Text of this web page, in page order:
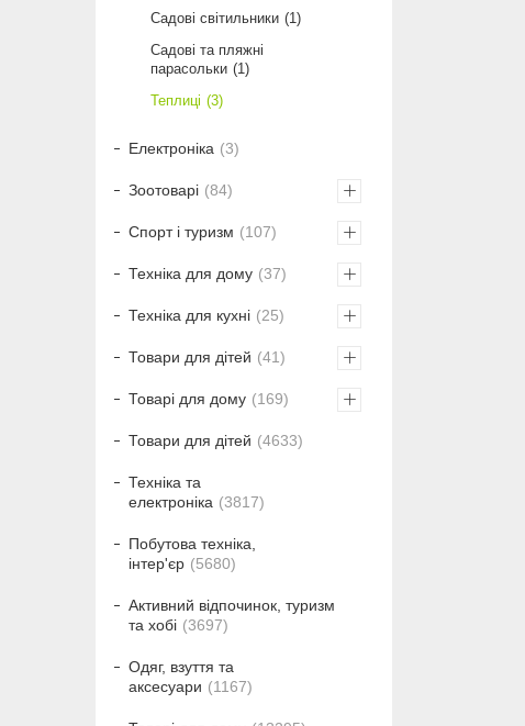
Садові світильники
1
Садові та пляжні
парасольки
1
Теплиці
3
Електроніка 3
Зоотоварі 84
Спорт і туризм 107
Техніка для дому 37
Техніка для кухні 25
Товари для дітей 41
Товарі для дому 169
Товари для дітей 4633
Техніка та
електроніка
3817
Побутова техніка,
інтер'єр
5680
Активний відпочинок, туризм
та хобі
3697
Одяг, взуття та
аксесуари
1167